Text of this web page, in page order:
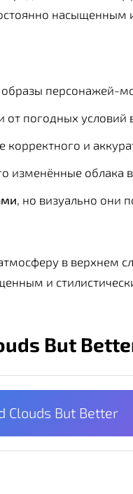
образы персонажей-
от погодных условий
корректного и
изменённые облака
, но визуально они
в верхнем
и
But
Clouds But Better